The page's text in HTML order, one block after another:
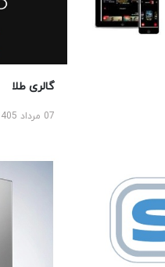
گالری طلا
07 مرداد 1405